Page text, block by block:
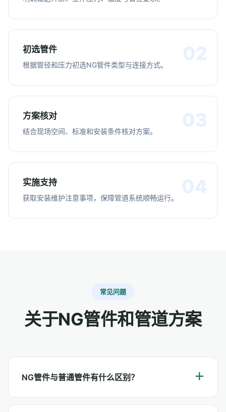
初选管件
根据管径和压力初选NG管件类型与连接方式。
方案核对
结合现场空间、标准和安装条件核对方案。
实施支持
获取安装维护注意事项，保障管道系统顺畅运行。
常见问题
关于NG管件和管道方案
NG管件与普通管件有什么区别？